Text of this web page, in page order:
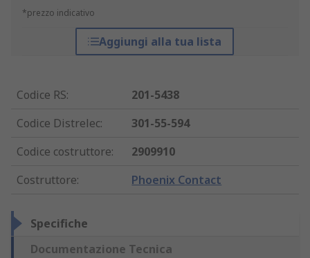
*prezzo indicativo
Aggiungi alla tua lista
Codice RS:
201-5438
Codice Distrelec:
301-55-594
Codice costruttore:
2909910
Costruttore: Phoenix Contact
Specifiche
Documentazione Tecnica